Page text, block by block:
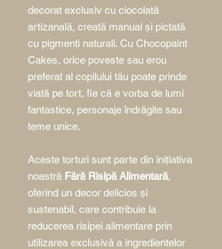
decorat exclusiv cu ciocolată
artizanală, creată manual și pictată
cu pigmenți naturali. Cu Chocopaint
Cakes, orice poveste sau erou
preferat al copilului tău poate prinde
viață pe tort, fie că e vorba de lumi
fantastice, personaje îndrăgite sau
teme unice.
Aceste torturi sunt parte din inițiativa
noastră Fără Risipă Alimentară,
oferind un decor delicios și
sustenabil, care contribuie la
reducerea risipei alimentare prin
utilizarea exclusivă a ingredientelor